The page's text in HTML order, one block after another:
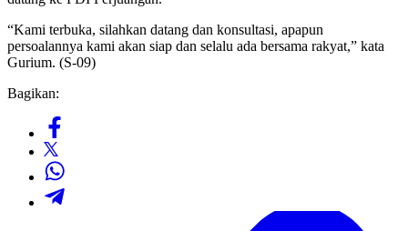
“Kami terbuka, silahkan datang dan konsultasi, apapun
persoalannya kami akan siap dan selalu ada bersama rakyat,” kata
Gurium. (S-09)
Bagikan: